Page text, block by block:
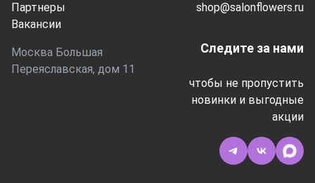
Партнеры
Вакансии
Москва Большая
Переяславская, дом 11
shop@salonflowers.ru
Следите за нами
чтобы не пропустить
новинки и выгодные
акции